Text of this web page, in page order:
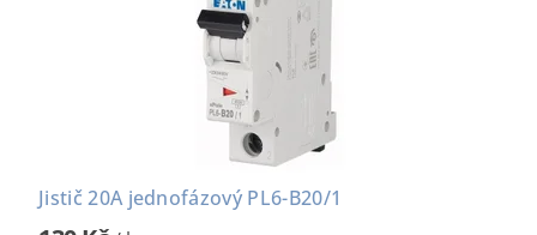
Jistič 20A jednofázový PL6-B20/1